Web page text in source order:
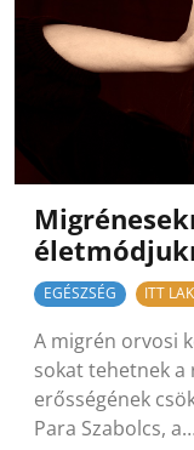
EGÉSZSÉG ITT
A migrén orvosi
sokat tehetnek a
erősségének
Para Szabolcs, a…